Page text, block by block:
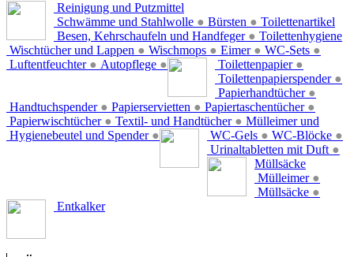
Reinigung und Putzmittel
Schwämme und Stahlwolle ● Bürsten ●
Besen, Kehrschaufeln und Handfeger ●
Wischtücher und Lappen ● Wischmops ● Eimer ● WC-Sets ●
Luftentfeuchter ● Autopflege ●
Toilettenartikel
Toilettenpapier ●
Toilettenpapierspender ●
Papierhandtücher ●
Handtuchspender ● Papierservietten ● Papiertaschentücher ●
Papierwischtücher ● Textil- und Handtücher ●
Hygienebeutel und Spender ●
Toilettenhygiene
WC-Gels ● WC-Blöcke ●
Urinaltabletten mit Duft ●
Mülleimer und
Müllsäcke
Mülleimer ●
Müllsäcke ●
Entkalker